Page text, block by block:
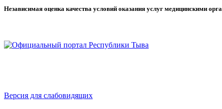
Независимая оценка качества условий оказания услуг медицинскими
Версия для слабовидящих